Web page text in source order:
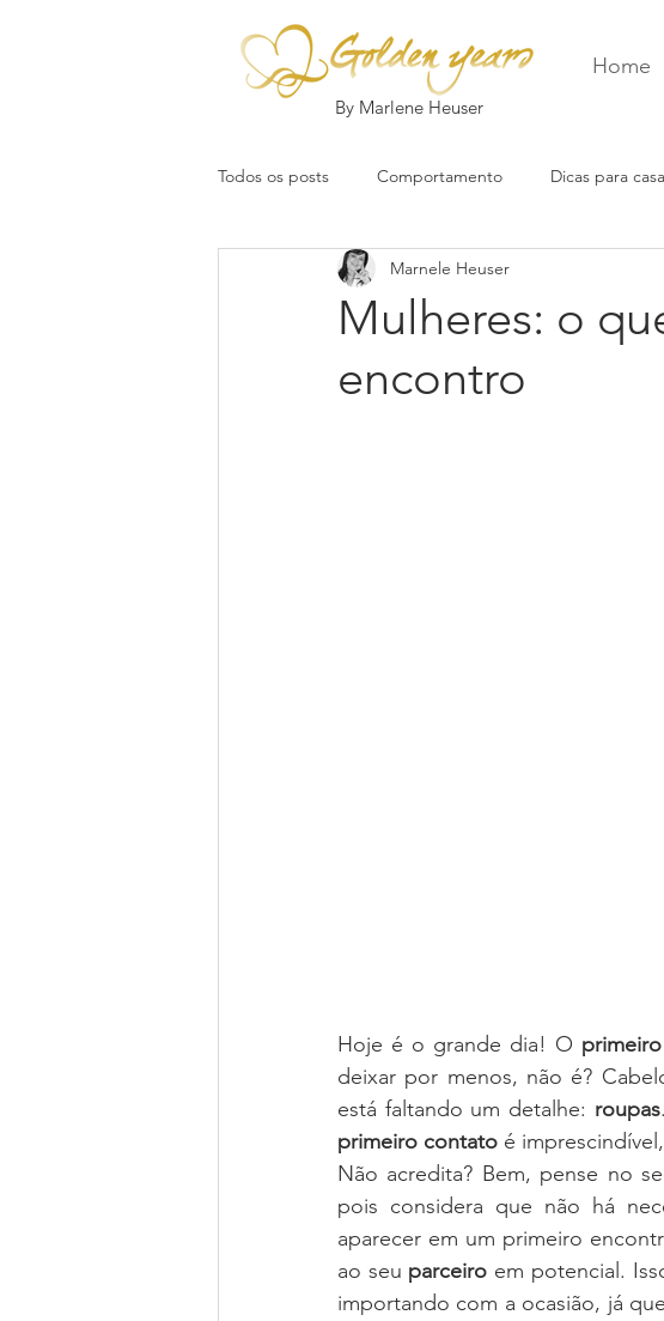
By Marlene Heuser
Home
Todos os posts Comportamento Dicas para
Mulheres: o
encontro
Marnele Heuser
Hoje é o grande dia! O
deixar por menos, não é?
está faltando um detalhe: roupas
primeiro contato é
Não acredita? Bem, pense no
pois considera que não há
aparecer em um primeiro
ao seu parceiro em potencial.
importando com a ocasião, já